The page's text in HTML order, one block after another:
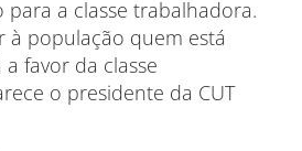
para a classe trabalhadora.
à população quem está
favor da classe
o presidente da CUT